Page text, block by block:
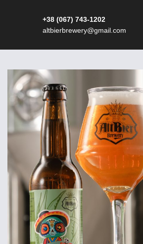
+38 (067) 743-1202
altbierbrewery@gmail.com